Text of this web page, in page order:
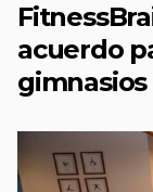
acuerdo